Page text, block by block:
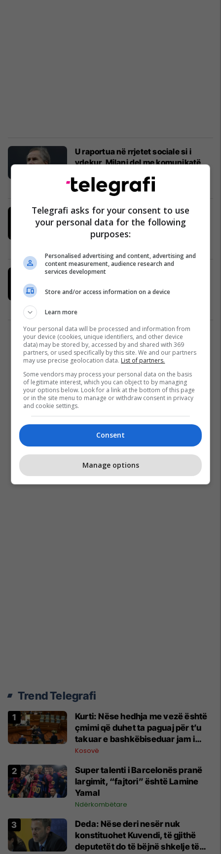
U raportua në rrjetet sociale si i
vdekur, Milani del me komunikatë
Serie A 30/07/2026
“Bëra shumë gabime”, Ruben
Amorim shpjegon çka shkoi keq te
Man Unitedi
Fenerbahçe negocion me Milanin
Liga e Kampionëve vendosin
1
Trend Telegrafi
Kurti: Nëse hedhja me vezë është
çmimi që duhet ta paguaj për t’u
takuar e bashkëbiseduar jam i
lumtur ta bëj këtë
Kosovë
Super talenti i Barcelonës pranë
largimit, “fajtori” është Lamine
Yamal
Ndërkombëtare
Deda: Nëse deri nesër nuk
konstituohet Kuvendi, të gjithë
deputetët do të bëjnë shkelje të
Telegrafi asks for your consent to use
your personal data for the following
purposes:
Personalised advertising and content, advertising and
content measurement, audience research and
services development
Store and/or access information on a device
Learn more
Your personal data will be processed and information from
your device (cookies, unique identifiers, and other device
data) may be stored by, accessed by and shared with 369
partners, or used specifically by this site. We and our partners
may use precise geolocation data. List of partners.
Some vendors may process your personal data on the basis
of legitimate interest, which you can object to by managing
your options below. Look for a link at the bottom of this page
or in the site menu to manage or withdraw consent in privacy
and cookie settings.
Consent
Manage options